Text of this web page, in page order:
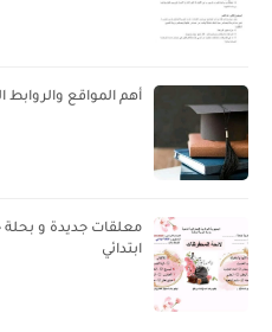
أهم المواقع والروابط
ابتدائي